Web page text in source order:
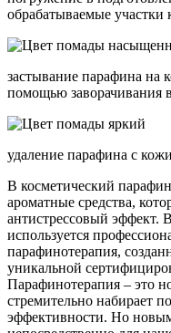
обрабатываемые участки
застывание парафина на
помощью заворачивания
удаление парафина с
В косметический
ароматные средства,
антистрессовый эффект.
используется
парафинотерапия,
уникальной
Парафинотерапия – это
стремительно набирает
эффективности. Но